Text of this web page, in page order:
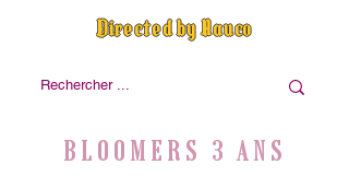
Directed by Nauco
BLOOMERS 3 ANS